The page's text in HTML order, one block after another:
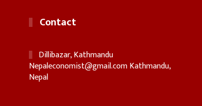
Contact
Dillibazar, Kathmandu
Nepaleconomist@gmail.comKathmandu,
Nepal